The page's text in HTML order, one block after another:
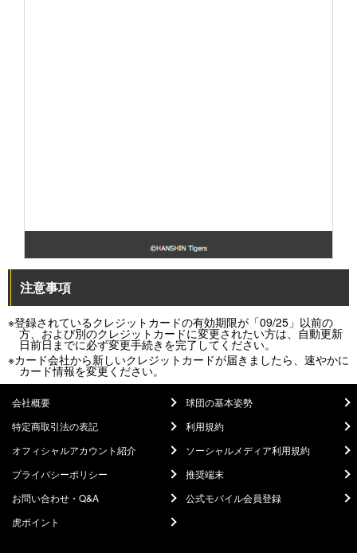
注意事項
※登録されているクレジットカードの有効期限が「09/25」以前の
方、および別のクレジットカードに変更されたい方は、自動更新
日前日までに必ず変更手続きを完了してください。
※カード会社から新しいクレジットカードが届きましたら、速やかに
カード情報を変更ください。
会社概要
球団の基本姿勢
特定商取引法の表記
利用規約
オフィシャルアカウント紹介
ソーシャルメディア利用規約
プライバシーポリシー
推奨端末
お問い合わせ・Q&A
公式モバイル会員登録
虎ポイント